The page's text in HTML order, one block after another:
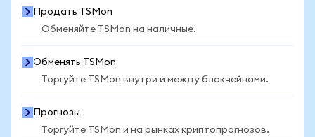
Продать TSMon
Обменяйте TSMon на наличные.
Обменять TSMon
Торгуйте TSMon внутри и между блокчейнами.
Прогнозы
Торгуйте TSMon и на рынках криптопрогнозов.